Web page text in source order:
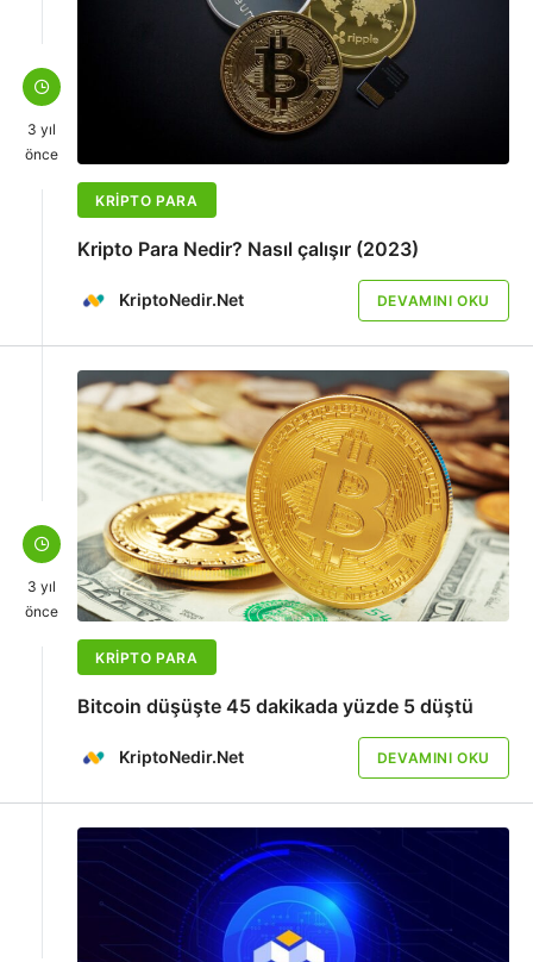
3 yıl
önce
KRIPTO PARA
Kripto Para Nedir? Nasıl çalışır (2023)
KriptoNedir.Net DEVAMINI OKU
3 yıl
önce
KRIPTO PARA
Bitcoin düşüşte 45 dakikada yüzde 5 düştü
KriptoNedir.Net DEVAMINI OKU